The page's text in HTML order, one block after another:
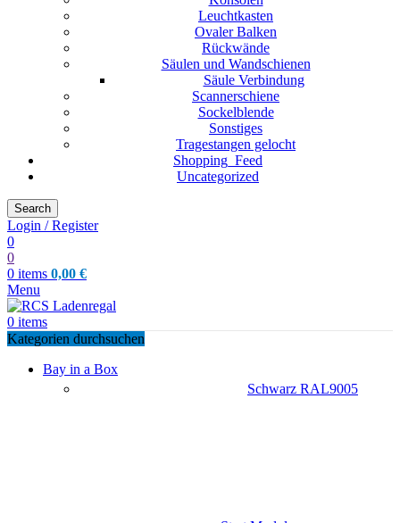
Leuchtkasten
Ovaler Balken
Rückwände
Säulen und Wandschienen
Säule Verbindung
Scannerschiene
Sockelblende
Sonstiges
Tragestangen gelocht
Shopping_Feed
Uncategorized
Search
Login / Register
0
0
0 items 0,00 €
Menu
0 items
Kategorien durchsuchen
Bay in a Box
Schwarz RAL9005